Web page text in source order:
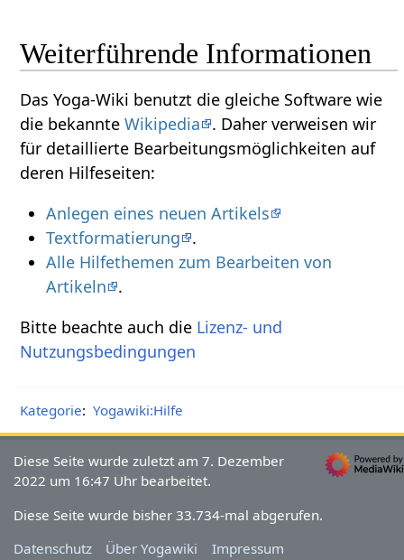
Weiterführende Informationen
Das Yoga-Wiki benutzt die gleiche Software wie
die bekannteWikipedia
. Daher verweisen wir
für detaillierte Bearbeitungsmöglichkeiten auf
deren Hilfeseiten:
Anlegen eines neuen Artikels
Textformatierung
.
Alle Hilfethemen zum Bearbeiten von
Artikeln
.
Bitte beachte auch die Lizenz- und
Nutzungsbedingungen
Kategorie: Yogawiki:Hilfe
Diese Seite wurde zuletzt am 7. Dezember
2022 um 16:47 Uhr bearbeitet.
Diese Seite wurde bisher 33.734-mal abgerufen.
Datenschutz
Über Yogawiki Impressum